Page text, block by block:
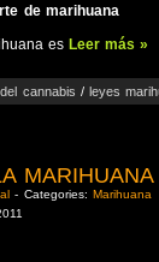
de marihuana
es Leer más »
cannabis /leyes
- Categories: Marihuana